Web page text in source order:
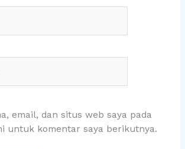
email, dan situs web saya pada
untuk komentar saya berikutnya.